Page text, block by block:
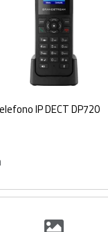
IP DECT DP720